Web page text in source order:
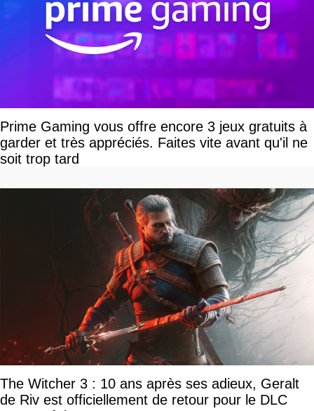
Prime Gaming vous offre encore 3 jeux gratuits à
garder et très appréciés. Faites vite avant qu'il ne
soit trop tard
The Witcher 3 : 10 ans après ses adieux, Geralt
de Riv est officiellement de retour pour le DLC